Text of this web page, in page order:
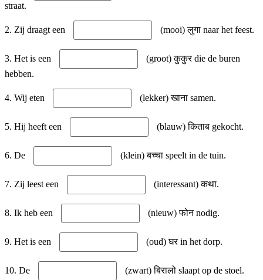
straat.
2. Zij draagt een (mooi) लुगा naar het feest.
3. Het is een
(groot) कुकुर die de buren
hebben.
4. Wij eten (lekker) खाना samen.
5. Hij heeft een (blauw) किताब gekocht.
6. De (klein) बच्चा speelt in de tuin.
7. Zij leest een (interessant) कथा.
8. Ik heb een (nieuw) फोन nodig.
9. Het is een (oud) घर in het dorp.
10. De (zwart) बिरालो slaapt op de stoel.